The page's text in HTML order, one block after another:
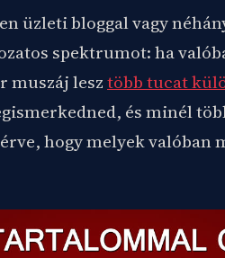
üzleti bloggal vagy
spektrumot: ha
muszáj lesztöbb tucat
és minél
hogy melyek valóban